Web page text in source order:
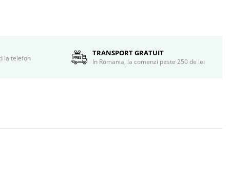
la telefon
TRANSPORT GRATUIT
In Romania, la comenzi peste 250 de lei